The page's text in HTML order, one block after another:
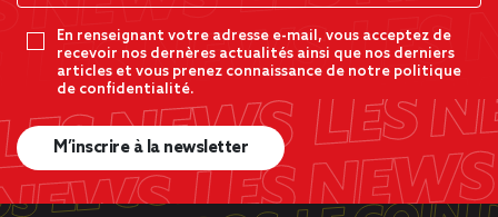
En renseignant votre adresse e-mail, vous acceptez de
recevoir nos dernères actualités ainsi que nos derniers
articles et vous prenez connaissance de notre politique
de confidentialité.
M’inscrire à la newsletter